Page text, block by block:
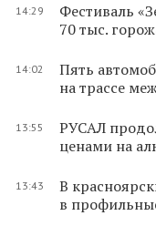
14:29
Фестиваль
70 тыс.
14:02
Пять
на трассе
13:55
РУСАЛ
ценами на
13:43
В
в